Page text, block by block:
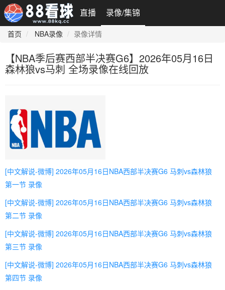
直播 录像/集锦
首页 NBA录像 录像详情
【NBA季后赛西部半决赛G6】2026年05月16日
森林狼vs马刺 全场录像在线回放
[中文解说-微博] 2026年05月16日NBA西部半决赛G6 马刺vs森林狼
第一节 录像
[中文解说-微博] 2026年05月16日NBA西部半决赛G6 马刺vs森林狼
第二节 录像
[中文解说-微博] 2026年05月16日NBA西部半决赛G6 马刺vs森林狼
第三节 录像
[中文解说-微博] 2026年05月16日NBA西部半决赛G6 马刺vs森林狼
第四节 录像